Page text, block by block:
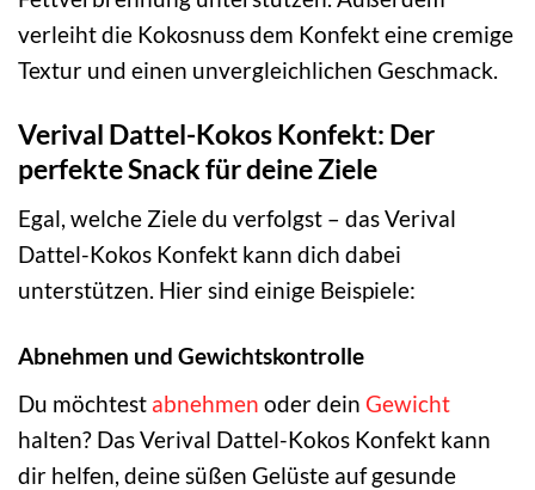
verleiht die Kokosnuss dem Konfekt eine cremige
Textur und einen unvergleichlichen Geschmack.
Verival Dattel-Kokos Konfekt: Der
perfekte Snack für deine Ziele
Egal, welche Ziele du verfolgst – das Verival
Dattel-Kokos Konfekt kann dich dabei
unterstützen. Hier sind einige Beispiele:
Abnehmen und Gewichtskontrolle
Du möchtest abnehmen oder dein Gewicht
halten? Das Verival Dattel-Kokos Konfekt kann
dir helfen, deine süßen Gelüste auf gesunde